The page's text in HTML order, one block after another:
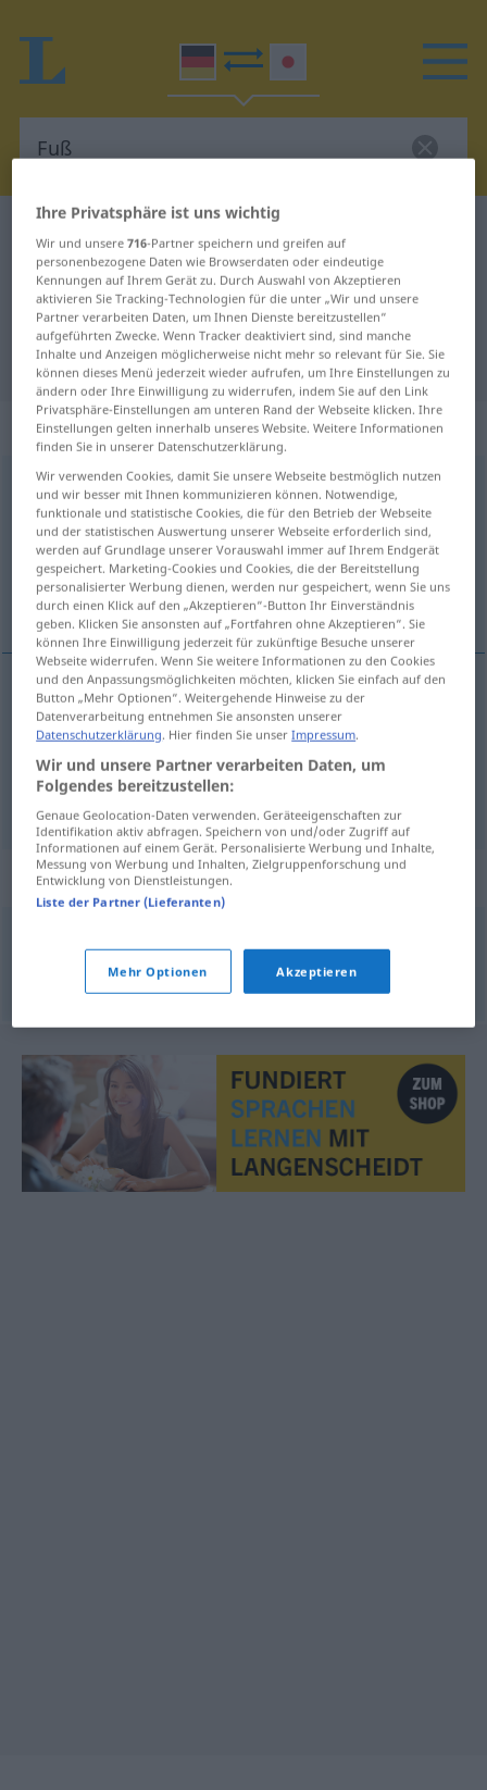
Deutsch-Japanisch Übersetzung
für "Fuß"
"Fuß" Japanisch Übersetzung
„Fuß“: männlich
Fußm
Übersicht aller Übersetzungen
(Für mehr Details die Übersetzung anklicken/antippen)
足, ふもと
[ashi] Fuß
ふもと [fumoto] Fuß eines Berges
Beispielsätze für "Fuß"
sich den Fußverstauchen
足をねんざする[ashi o nenza suru]
Ihre Privatsphäre ist uns wichtig
Wir und unsere716-Partner speichern und greifen auf
personenbezogene Daten wie Browserdaten oder eindeutige
Kennungen auf Ihrem Gerät zu. Durch Auswahl von Akzeptieren
aktivieren Sie Tracking-Technologien für die unter „Wir und unsere
Partner verarbeiten Daten, um Ihnen Dienste bereitzustellen“
aufgeführten Zwecke. Wenn Tracker deaktiviert sind, sind manche
Inhalte und Anzeigen möglicherweise nicht mehr so relevant für Sie. Sie
können dieses Menü jederzeit wieder aufrufen, um Ihre Einstellungen zu
ändern oder Ihre Einwilligung zu widerrufen, indem Sie auf den Link
Privatsphäre-Einstellungen am unteren Rand der Webseite klicken. Ihre
Einstellungen gelten innerhalb unseres Website. Weitere Informationen
finden Sie in unserer Datenschutzerklärung.
Wir verwenden Cookies, damit Sie unsere Webseite bestmöglich nutzen
und wir besser mit Ihnen kommunizieren können. Notwendige,
funktionale und statistische Cookies, die für den Betrieb der Webseite
und der statistischen Auswertung unserer Webseite erforderlich sind,
werden auf Grundlage unserer Vorauswahl immer auf Ihrem Endgerät
gespeichert. Marketing-Cookies und Cookies, die der Bereitstellung
personalisierter Werbung dienen, werden nur gespeichert, wenn Sie uns
durch einen Klick auf den „Akzeptieren“-Button Ihr Einverständnis
geben. Klicken Sie ansonsten auf „Fortfahren ohne Akzeptieren“. Sie
können Ihre Einwilligung jederzeit für zukünftige Besuche unserer
Webseite widerrufen. Wenn Sie weitere Informationen zu den Cookies
und den Anpassungsmöglichkeiten möchten, klicken Sie einfach auf den
Button „Mehr Optionen“. Weitergehende Hinweise zu der
Datenverarbeitung entnehmen Sie ansonsten unserer
Datenschutzerklärung. Hier finden Sie unserImpressum.
Wir und unsere Partner verarbeiten Daten, um
Folgendes bereitzustellen:
Genaue Geolocation-Daten verwenden. Geräteeigenschaften zur
Identifikation aktiv abfragen. Speichern von und/oder Zugriff auf
Informationen auf einem Gerät. Personalisierte Werbung und Inhalte,
Messung von Werbung und Inhalten, Zielgruppenforschung und
Entwicklung von Dienstleistungen.
Liste der Partner (Lieferanten)
Mehr Optionen Akzeptieren